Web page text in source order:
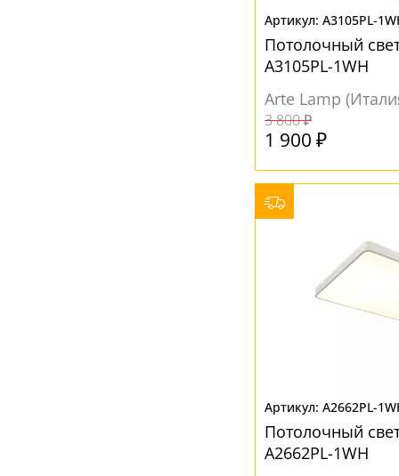
- бесплатно по России
A3105PL-
Потолочный
A3105PL-1WH
Arte Lamp
3 800 ₽
1 900 ₽
A2662PL-
Потолочный
A2662PL-1WH